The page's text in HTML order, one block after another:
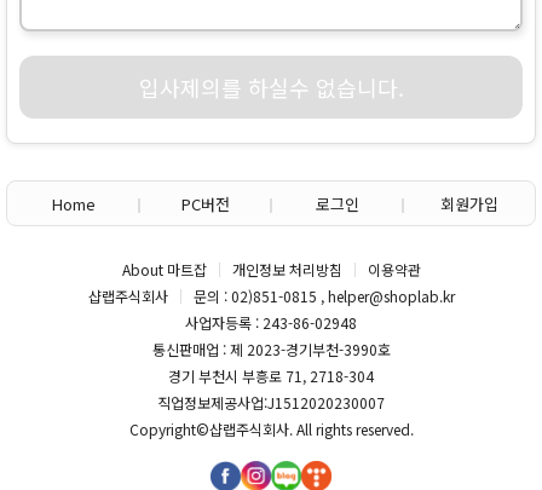
입사제의를 하실수 없습니다.
Home PC버전 로그인 회원가입
About 마트잡 개인정보 처리방침
이용약관
샵랩주식회사
문의 : 02)851-0815 , helper@shoplab.kr
사업자등록 : 243-86-02948
통신판매업 : 제 2023-경기부천-3990호
경기 부천시 부흥로 71, 2718-304
직업정보제공사업:J1512020230007
Copyright©샵랩주식회사. All rights reserved.